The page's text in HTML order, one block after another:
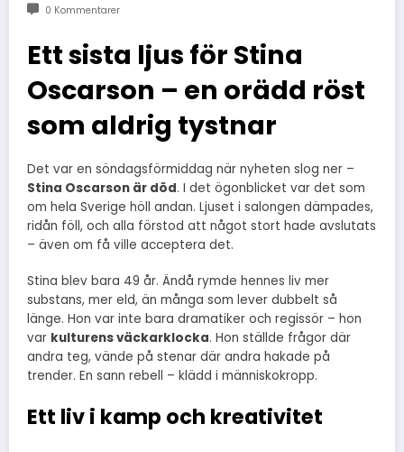
0 Kommentarer
Ett sista ljus för Stina
Oscarson – en orädd röst
som aldrig tystnar
Det var en söndagsförmiddag när nyheten slog ner –
Stina Oscarson är död. I det ögonblicket var det som
om hela Sverige höll andan. Ljuset i salongen dämpades,
ridån föll, och alla förstod att något stort hade avslutats
– även om få ville acceptera det.
Stina blev bara 49 år. Ändå rymde hennes liv mer
substans, mer eld, än många som lever dubbelt så
länge. Hon var inte bara dramatiker och regissör – hon
var kulturens väckarklocka. Hon ställde frågor där
andra teg, vände på stenar där andra hakade på
trender. En sann rebell – klädd i människokropp.
Ett liv i kamp och kreativitet